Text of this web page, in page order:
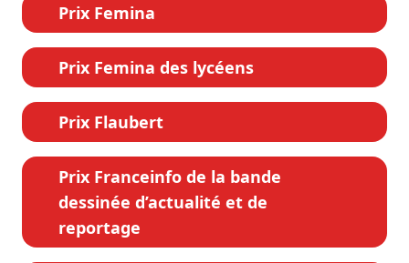
Prix Femina
Prix Femina des lycéens
Prix Flaubert
Prix Franceinfo de la bande
dessinée d’actualité et de
reportage